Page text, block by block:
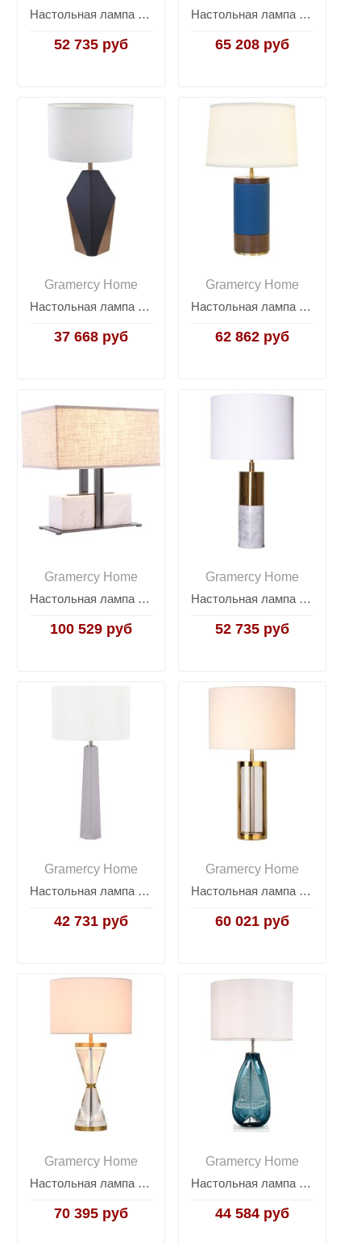
Настольная лампа Adamant
52 735 руб
Настольная лампа Rory
65 208 руб
Gramercy Home
Настольная лампа Nathaniel Black
37 668 руб
Gramercy Home
Настольная лампа Baylona
62 862 руб
Gramercy Home
Настольная лампа Amira
100 529 руб
Gramercy Home
Настольная лампа Julieta
52 735 руб
Gramercy Home
Настольная лампа Cathy
42 731 руб
Gramercy Home
Настольная лампа Zara
60 021 руб
Gramercy Home
Настольная лампа Peggy
70 395 руб
Gramercy Home
Настольная лампа Tiffany
44 584 руб